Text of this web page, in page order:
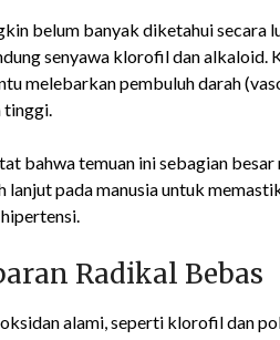
belum banyak diketahui secara
senyawa klorofil dan
melebarkan pembuluh darah
tinggi.
bahwa temuan ini sebagian
pada manusia untuk
Radikal Bebas
alami, seperti klorofil dan